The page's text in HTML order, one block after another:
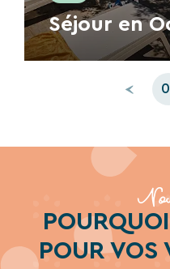
Séjour en
POUR VOS